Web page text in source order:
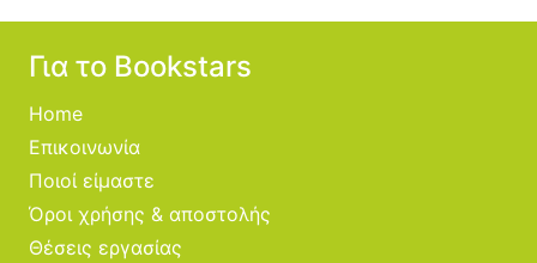
Για το Bookstars
Home
Επικοινωνία
Ποιοί είμαστε
Όροι χρήσης & αποστολής
Θέσεις εργασίας